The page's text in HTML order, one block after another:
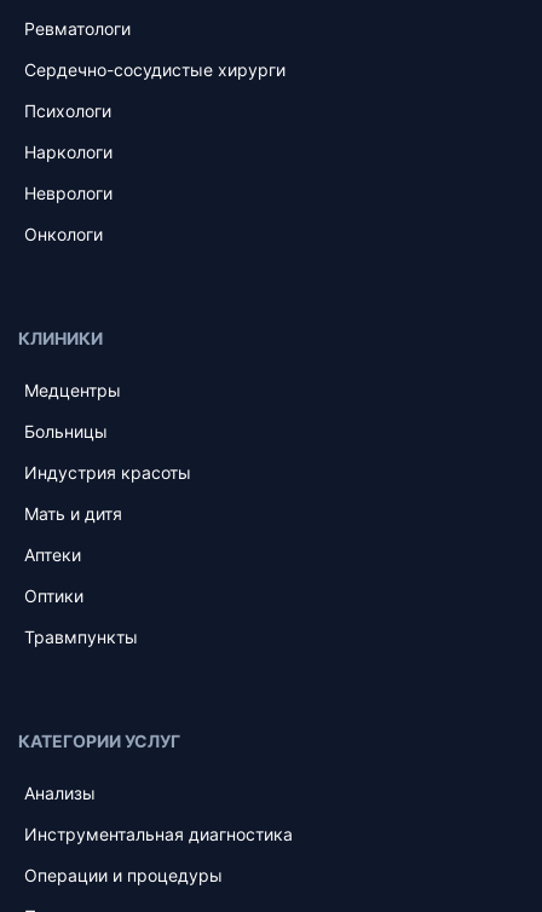
Ревматологи
Сердечно-сосудистые хирурги
Психологи
Наркологи
Неврологи
Онкологи
КЛИНИКИ
Медцентры
Больницы
Индустрия красоты
Мать и дитя
Аптеки
Оптики
Травмпункты
КАТЕГОРИИ УСЛУГ
Анализы
Инструментальная диагностика
Операции и процедуры